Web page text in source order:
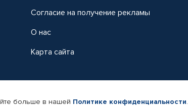
Согласие на получение рекламы
О нас
Карта сайта
Автопрофи.
больше в нашей Политике конфиденциальности.